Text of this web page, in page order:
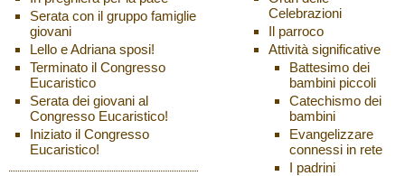
Serata con il gruppo famiglie
giovani
Lello e Adriana sposi!
Terminato il Congresso
Eucaristico
Serata dei giovani al
Congresso Eucaristico!
Iniziato il Congresso
Eucaristico!
Celebrazioni
Il parroco
Attività significative
Battesimo dei
bambini piccoli
Catechismo dei
bambini
Evangelizzare
connessi in rete
I padrini